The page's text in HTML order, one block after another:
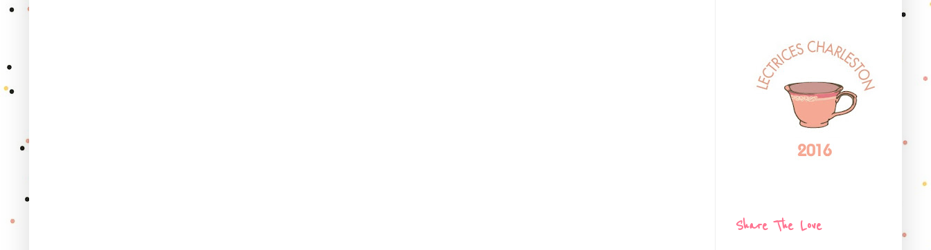
Share The Love